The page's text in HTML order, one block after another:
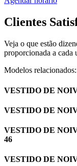
Clientes
Veja o que estão
proporcionada a cada
Modelos relacionados:
VESTIDO DE
VESTIDO DE
VESTIDO DE
46
VESTIDO DE